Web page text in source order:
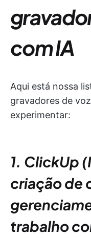
com IA
Aqui está nossa
gravadores de
experimentar:
1. ClickUp
criação de
trabalho